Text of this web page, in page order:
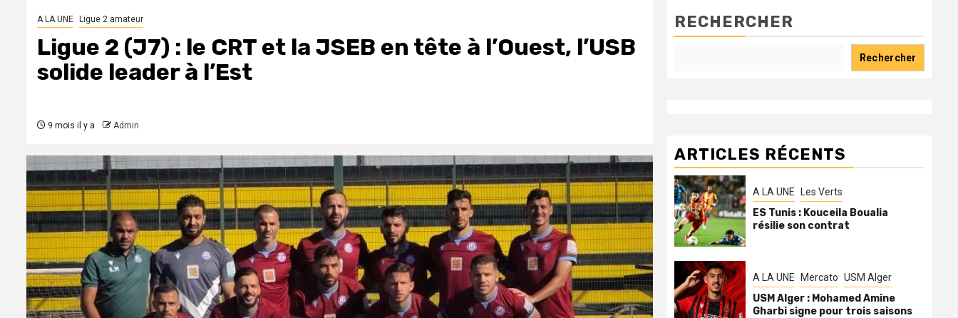
A LA UNE Ligue 2 amateur
Ligue 2 (J7) : le CRT et la JSEB en tête à l’Ouest, l’USB
solide leader à l’Est
9 mois il y a Admin
RECHERCHER
Rechercher
ARTICLES RÉCENTS
A LA UNE Les Verts
ES Tunis : Kouceila Boualia
résilie son contrat
A LA UNE Mercato USM Alger
USM Alger : Mohamed Amine
Gharbi signe pour trois saisons